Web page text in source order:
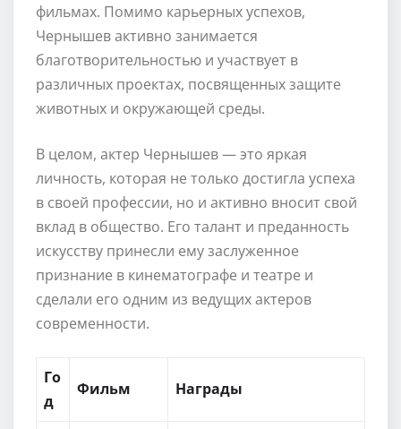
фильмах. Помимо карьерных успехов,
Чернышев активно занимается
благотворительностью и участвует в
различных проектах, посвященных защите
животных и окружающей среды.
В целом, актер Чернышев — это яркая
личность, которая не только достигла успеха
в своей профессии, но и активно вносит свой
вклад в общество. Его талант и преданность
искусству принесли ему заслуженное
признание в кинематографе и театре и
сделали его одним из ведущих актеров
современности.
Го
д
Фильм Награды